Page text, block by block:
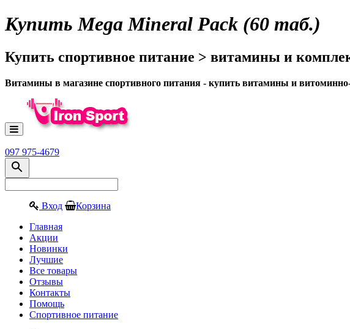
Купить Mega Mineral Pack (60 таб.)
Купить спортивное питание > витамины и
Витамины в магазине спортивного питания - купить витамины и
097 975-4679
Вход Корзина
Главная
Акции
Новинки
Лучшие
Все товары
Отзывы
Контакты
Помощь
Спортивное питание